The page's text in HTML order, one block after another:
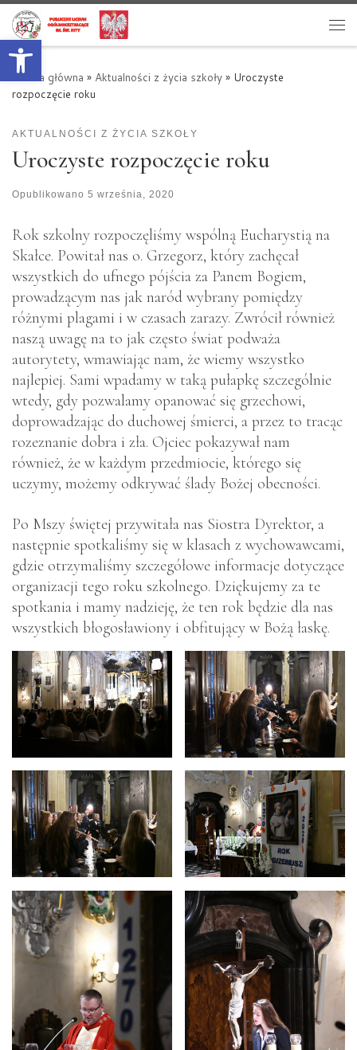
Otwórz pasek narzędzi
Przejdź do treści
Strona główna » Aktualności z życia szkoły » Uroczyste
rozpoczęcie roku
AKTUALNOŚCI Z ŻYCIA SZKOŁY
Uroczyste rozpoczęcie roku
Opublikowano 5 września, 2020
Rok szkolny rozpoczęliśmy wspólną Eucharystią na
Skałce. Powitał nas o. Grzegorz, który zachęcał
wszystkich do ufnego pójścia za Panem Bogiem,
prowadzącym nas jak naród wybrany pomiędzy
różnymi plagami i w czasach zarazy. Zwrócił również
naszą uwagę na to jak często świat podważa
autorytety, wmawiając nam, że wiemy wszystko
najlepiej. Sami wpadamy w taką pułapkę szczególnie
wtedy, gdy pozwalamy opanować się grzechowi,
doprowadzając do duchowej śmierci, a przez to tracąc
rozeznanie dobra i zła. Ojciec pokazywał nam
również, że w każdym przedmiocie, którego się
uczymy, możemy odkrywać ślady Bożej obecności.
Po Mszy świętej przywitała nas Siostra Dyrektor, a
następnie spotkaliśmy się w klasach z wychowawcami,
gdzie otrzymaliśmy szczegółowe informacje dotyczące
organizacji tego roku szkolnego. Dziękujemy za te
spotkania i mamy nadzieję, że ten rok będzie dla nas
wszystkich błogosławiony i obfitujący w Bożą łaskę.